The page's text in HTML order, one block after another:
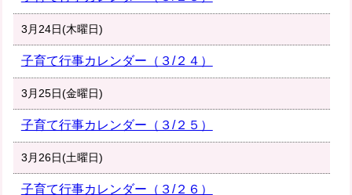
3月24日(木曜日)
子育て行事カレンダー（３/２４）
3月25日(金曜日)
子育て行事カレンダー（３/２５）
3月26日(土曜日)
子育て行事カレンダー（３/２６）